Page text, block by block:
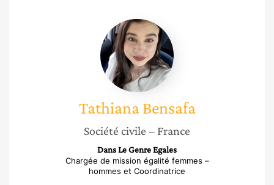
Tathiana
Bensafa
Tathiana Bensafa
Société civile – France
Dans Le Genre Egales
Chargée de mission égalité femmes –
hommes et Coordinatrice